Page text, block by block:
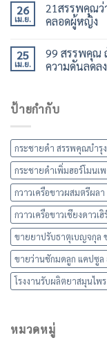
26
เม.ย.
21สรรพคุณว่
คลอดผู้หญิง
25
เม.ย.
99 สรรพคุณ
ความดันลดลง
ป้ายกำกับ
กระชายดำ สรรพคุณบำรุ
กระชายดำเพิ่มฮอร์โมน
กวาวเครือขาวผสมตรีผลา
กวาวเครือขาวเชียงดาวเฮิ
ขายยาปรับธาตุเบญจกุล
ขายว่านชักมดลูก แคปซูล
โรงงานรับผลิตยาสมุนไพ
หมวดหมู่